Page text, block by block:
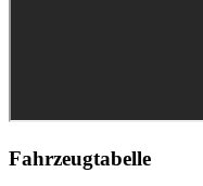
Fahrzeugtabelle